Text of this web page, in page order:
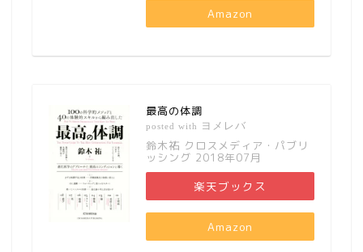
Amazon
最高の体調
posted with ヨメレバ
鈴木祐 クロスメディア・パブリ
ッシング 2018年07月
楽天ブックス
Amazon